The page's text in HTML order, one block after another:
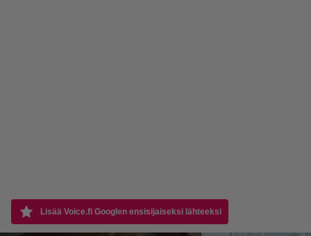
Lisää Voice.fi Googlen ensisijaiseksi lähteeksi